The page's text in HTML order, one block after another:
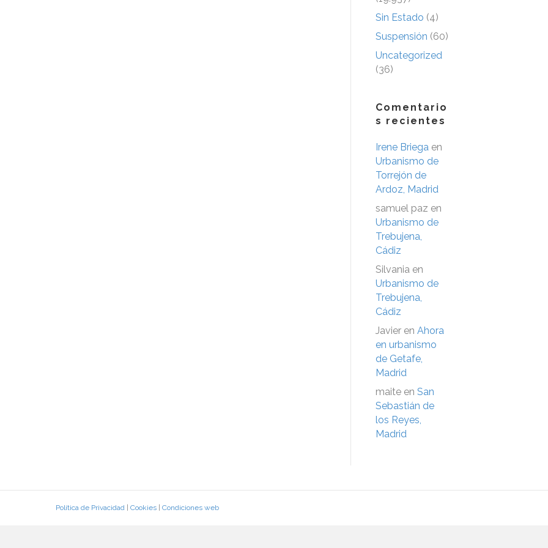
Sin Estado (4)
Suspensión (60)
Uncategorized
(36)
Comentario
s recientes
Irene Briega en
Urbanismo de
Torrejón de
Ardoz, Madrid
samuel paz en
Urbanismo de
Trebujena,
Cádiz
Silvania en
Urbanismo de
Trebujena,
Cádiz
Javier en Ahora
en urbanismo
de Getafe,
Madrid
maite en San
Sebastián de
los Reyes,
Madrid
Política de Privacidad| Cookies| Condiciones web